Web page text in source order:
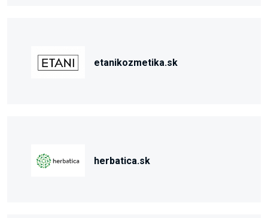
etanikozmetika.sk
herbatica.sk